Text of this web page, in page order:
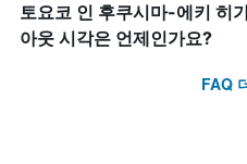
토요코 인 후쿠시마-에키 히
아웃 시각은 언제인가요?
FAQ